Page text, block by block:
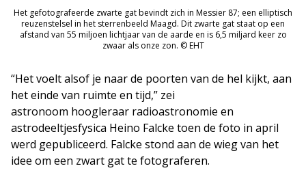
Het gefotografeerde zwarte gat bevindt zich in Messier 87; een elliptisch
reuzenstelsel in het sterrenbeeld Maagd. Dit zwarte gat staat op een
afstand van 55 miljoen lichtjaar van de aarde en is 6,5 miljard keer zo
zwaar als onze zon. © EHT
“Het voelt alsof je naar de poorten van de hel kijkt, aan
het einde van ruimte en tijd,” zei
astronoom hoogleraar radioastronomie en
astrodeeltjesfysica Heino Falcke toen de foto in april
werd gepubliceerd. Falcke stond aan de wieg van het
idee om een zwart gat te fotograferen.